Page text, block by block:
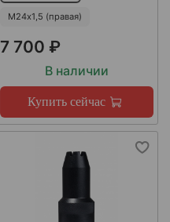
М24х1,5 (правая)
7 700 ₽
В наличии
Купить сейчас